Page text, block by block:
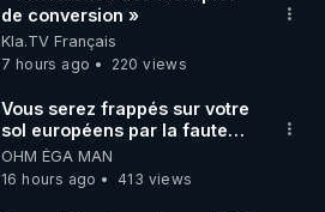
de conversion »
Kla.TV Français
7 hours ago
220 views
Vous serez frappés sur votre
sol européens par la faute
des dirigeants qui s'en
mettent dans le nez
OHM ÉGA MAN
16 hours ago
413 views